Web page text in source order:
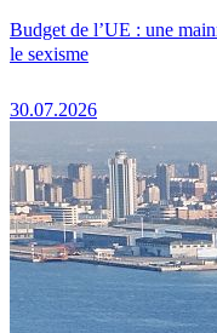
Budget de l’UE : une
le sexisme
30.07.2026